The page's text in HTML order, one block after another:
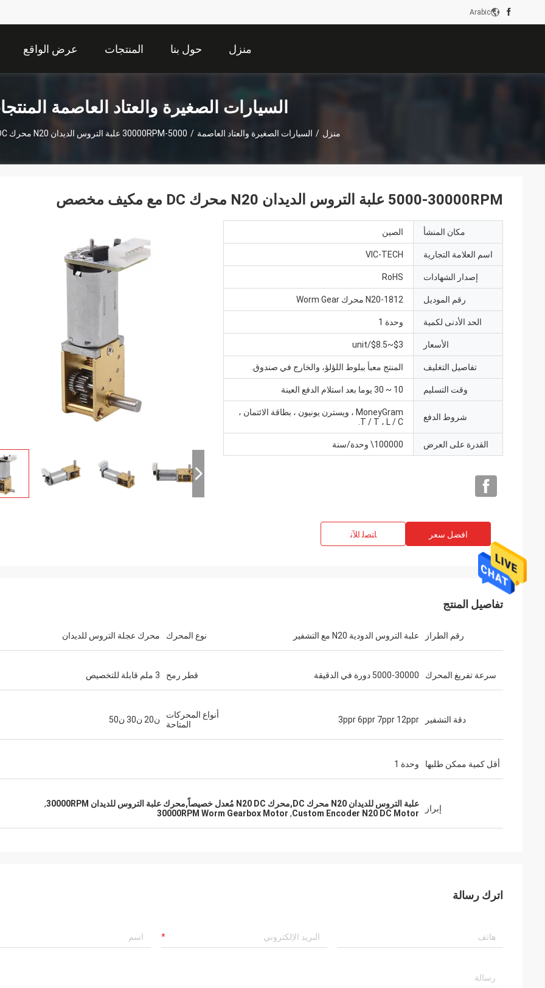
Arabic
منزل حول بنا المنتجات عرض الواقع
الافتراضي
السيارات الصغيرة والعتاد العاصمة
منزل / السيارات الصغيرة والعتاد العاصمة / 5000-30000RPM علبة التروس الديدان N20 محرك DC مع مكيف مخصص
5000-30000RPM علبة التروس الديدان N20 محرك DC مع مكيف مخصص
مكان المنشأ الصين
اسم العلامة التجارية VIC-TECH
إصدار الشهادات RoHS
رقم الموديل N20-1812 محرك Worm Gear
الحد الأدنى لكمية وحدة 1
الأسعار $3~$8.5/unit
تفاصيل التغليف المنتج معبأ ببلوط اللؤلؤ، والخارج في صندوق.
وقت التسليم 10 ~ 30 يوما بعد استلام الدفع العينة
شروط الدفع
MoneyGram ، ويسترن يونيون ، بطاقة الائتمان ،
T / T ، L / C.
القدرة على العرض 100000\ وحدة/سنة
افضل سعر ﺎﺘﺼﻟ ﺍﻶﻧ
تفاصيل المنتج
رقم الطراز علبة التروس الدودية N20 مع التشفير نوع المحرك محرك عجلة التروس للديدان
سرعة تفريغ المحرك 5000-30000 دورة في الدقيقة قطر رمح 3 ملم قابلة للتخصيص
دقة التشفير 3ppr 6ppr 7ppr 12ppr
أنواع المحركات
المتاحة
ن20 ن30 ن50
أقل كمية ممكن طلبها وحدة 1
إبراز علبة التروس للديدان N20 محرك DC,محرك N20 DC مُعدل خصيصاً,محرك علبة التروس للديدان 30000RPM
,
Custom Encoder N20 DC Motor
,
30000RPM Worm Gearbox Motor
اترك رسالة